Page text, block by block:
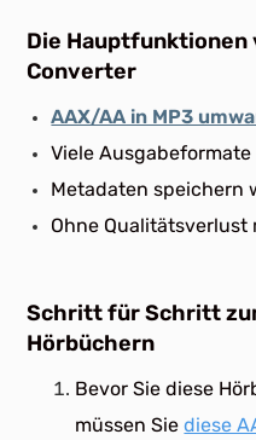
Die Hauptfunktionen
Converter
AAX/AA in MP3
Viele
Metadaten speichern
Ohne
Schritt für Schritt
Hörbüchern
Bevor Sie diese
müssen Siediese